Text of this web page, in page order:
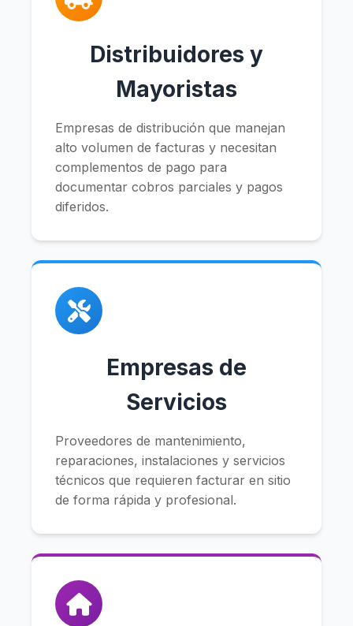
Distribuidores y
Mayoristas
Empresas de distribución que manejan
alto volumen de facturas y necesitan
complementos de pago para
documentar cobros parciales y pagos
diferidos.
Empresas de
Servicios
Proveedores de mantenimiento,
reparaciones, instalaciones y servicios
técnicos que requieren facturar en sitio
de forma rápida y profesional.